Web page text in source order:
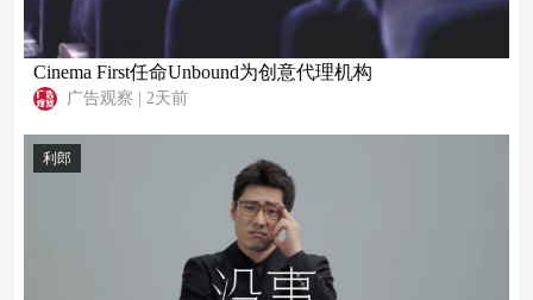
Cinema First任命Unbound为创意代理机构
广告观察 | 2天前
利郎